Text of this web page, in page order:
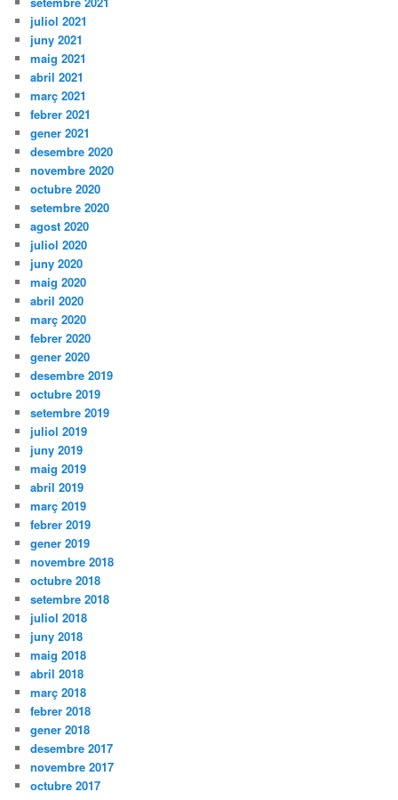
juliol 2021
juny 2021
maig 2021
abril 2021
març 2021
febrer 2021
gener 2021
desembre 2020
novembre 2020
octubre 2020
setembre 2020
agost 2020
juliol 2020
juny 2020
maig 2020
abril 2020
març 2020
febrer 2020
gener 2020
desembre 2019
octubre 2019
setembre 2019
juliol 2019
juny 2019
maig 2019
abril 2019
març 2019
febrer 2019
gener 2019
novembre 2018
octubre 2018
setembre 2018
juliol 2018
juny 2018
maig 2018
abril 2018
març 2018
febrer 2018
gener 2018
desembre 2017
novembre 2017
octubre 2017